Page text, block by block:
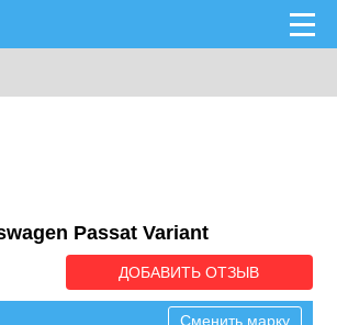
Passat Variant
ДОБАВИТЬ ОТЗЫВ
Сменить марку